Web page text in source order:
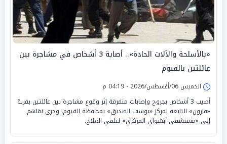
«بالأسلحة والآلات الحادة».. أصابة 3 أشخاص في مشاجرة بين
عائلتين بالفيوم
الخميس 06/أغسطس/2026 - 04:19 م
أصيب 3 أشخاص بجروح وإصابات متفرقة إثر وقوع مشاجرة بين عائلتين بقرية
«قارون» التابعة لمركز «يوسف الصديق» بمحافظة الفيوم، وجرى نقلهم
إلى «مستشفى أبشواي المركزي» لتلقي العلاج.